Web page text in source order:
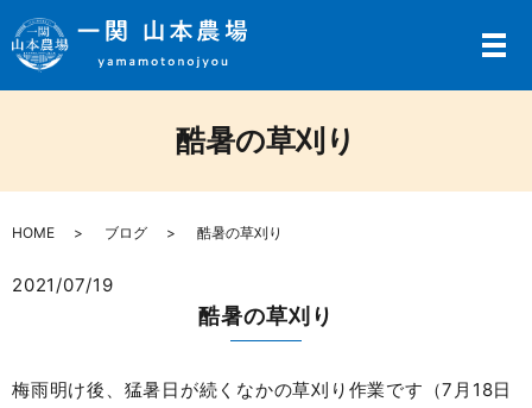
メ
酷暑の草刈り
HOME ブログ 酷暑の草刈り
2021/07/19
酷暑の草刈り
梅雨明け後、猛暑日が続くなかの草刈り作業です（7月18日